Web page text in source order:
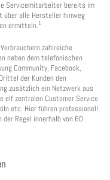
Servicemitarbeiter bereits im
über alle Hersteller hinweg
ermitteln.1
zahlreiche
neben dem telefonischen
Community, Facebook,
der Kunden den
zusätzlich ein Netzwerk aus
elf zentralen Customer Service
etc. Hier führen professionell
Regel innerhalb von 60